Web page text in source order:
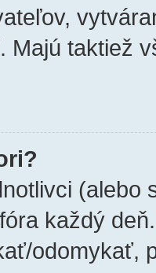
Majú taktiež
(alebo
každý
odomykať,